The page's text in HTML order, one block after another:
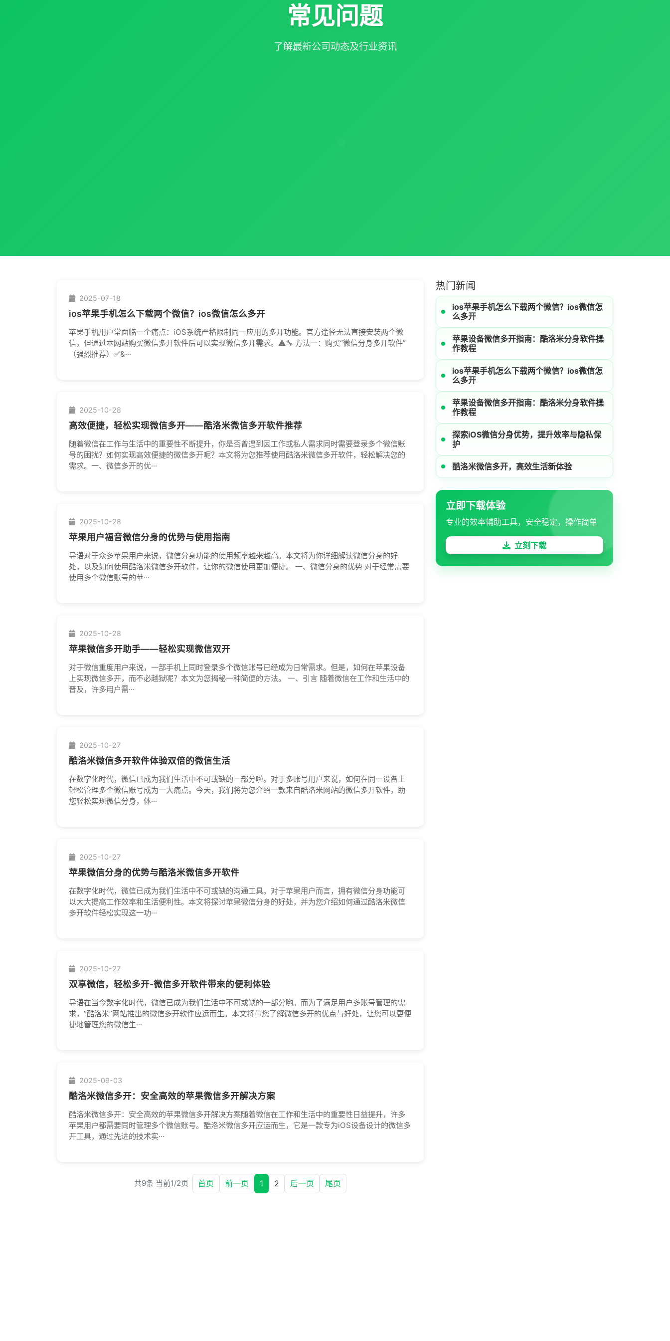
常见问题
了解最新公司动态及行业资讯
2025-07-18
ios苹果手机怎么下载两个微信？ios微信怎么多开
苹果手机用户常面临一个痛点：iOS系统严格限制同一应用的多开功能。官方途径无法直接安装两个微
信，但通过本网站购买微信多开软件后可以实现微信多开需求。⚠️🔧 方法一：购买“微信分身多开软件”
（强烈推荐）✅&···
2025-10-28
高效便捷，轻松实现微信多开——酷洛米微信多开软件推荐
随着微信在工作与生活中的重要性不断提升，你是否曾遇到因工作或私人需求同时需要登录多个微信账
号的困扰？如何实现高效便捷的微信多开呢？本文将为您推荐使用酷洛米微信多开软件，轻松解决您的
需求。一、微信多开的优···
2025-10-28
苹果用户福音微信分身的优势与使用指南
导语对于众多苹果用户来说，微信分身功能的使用频率越来越高。本文将为你详细解读微信分身的好
处，以及如何使用酷洛米微信多开软件，让你的微信使用更加便捷。 一、微信分身的优势 对于经常需要
使用多个微信账号的苹···
2025-10-28
苹果微信多开助手——轻松实现微信双开
对于微信重度用户来说，一部手机上同时登录多个微信账号已经成为日常需求。但是，如何在苹果设备
上实现微信多开，而不必越狱呢？本文为您揭秘一种简便的方法。 一、引言 随着微信在工作和生活中的
普及，许多用户需···
2025-10-27
酷洛米微信多开软件体验双倍的微信生活
在数字化时代，微信已成为我们生活中不可或缺的一部分啦。对于多账号用户来说，如何在同一设备上
轻松管理多个微信账号成为一大痛点。今天，我们将为您介绍一款来自酷洛米网站的微信多开软件，助
您轻松实现微信分身，体···
2025-10-27
苹果微信分身的优势与酷洛米微信多开软件
在数字化时代，微信已成为我们生活中不可或缺的沟通工具。对于苹果用户而言，拥有微信分身功能可
以大大提高工作效率和生活便利性。本文将探讨苹果微信分身的好处，并为您介绍如何通过酷洛米微信
多开软件轻松实现这一功···
2025-10-27
双享微信，轻松多开-微信多开软件带来的便利体验
导语在当今数字化时代，微信已成为我们生活中不可或缺的一部分哟。而为了满足用户多账号管理的需
求，“酷洛米”网站推出的微信多开软件应运而生。本文将带您了解微信多开的优点与好处，让您可以更便
捷地管理您的微信生···
2025-09-03
酷洛米微信多开：安全高效的苹果微信多开解决方案
酷洛米微信多开：安全高效的苹果微信多开解决方案随着微信在工作和生活中的重要性日益提升，许多
苹果用户都需要同时管理多个微信账号。酷洛米微信多开应运而生，它是一款专为iOS设备设计的微信多
开工具，通过先进的技术实···
共9条 当前1/2页 首页 前一页 1 2 后一页 尾页
热门新闻
ios苹果手机怎么下载两个微信？ios微信怎
么多开
苹果设备微信多开指南：酷洛米分身软件操
作教程
ios苹果手机怎么下载两个微信？ios微信怎
么多开
苹果设备微信多开指南：酷洛米分身软件操
作教程
探索iOS微信分身优势，提升效率与隐私保
护
酷洛米微信多开，高效生活新体验
立即下载体验
专业的效率辅助工具，安全稳定，操作简单
立刻下载